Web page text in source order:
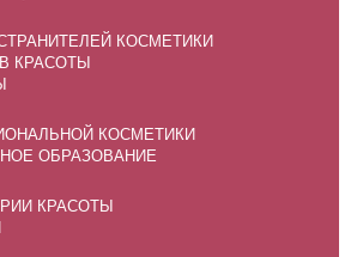
КОСМЕТИКИ
КРАСОТЫ
КОСМЕТИКИ
ОБРАЗОВАНИЕ
КРАСОТЫ